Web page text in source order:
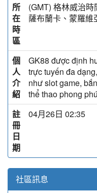
所
在
時
區
(GMT) 格林威治
薩布蘭卡、蒙羅維
個
人
介
紹
GK88 được định
trực tuyến đa
như slot game,
thể thao phong
註
冊
日
期
04月26日 02:35
社區訊息